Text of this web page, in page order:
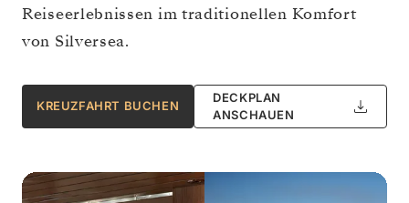
Reiseerlebnissen im traditionellen Komfort
von Silversea.
KREUZFAHRT BUCHEN
DECKPLAN
ANSCHAUEN